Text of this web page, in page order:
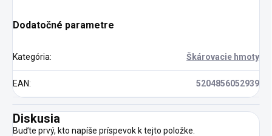
Dodatočné parametre
Kategória: Škárovacie hmoty
EAN: 5204856052939
Diskusia
Buďte prvý, kto napíše príspevok k tejto položke.